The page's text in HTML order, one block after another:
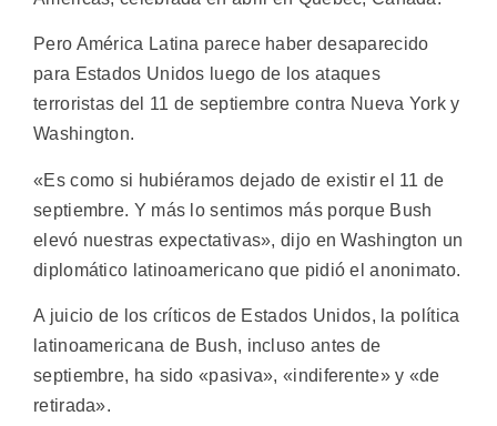
Pero América Latina parece haber desaparecido
para Estados Unidos luego de los ataques
terroristas del 11 de septiembre contra Nueva York y
Washington.
«Es como si hubiéramos dejado de existir el 11 de
septiembre. Y más lo sentimos más porque Bush
elevó nuestras expectativas», dijo en Washington un
diplomático latinoamericano que pidió el anonimato.
A juicio de los críticos de Estados Unidos, la política
latinoamericana de Bush, incluso antes de
septiembre, ha sido «pasiva», «indiferente» y «de
retirada».